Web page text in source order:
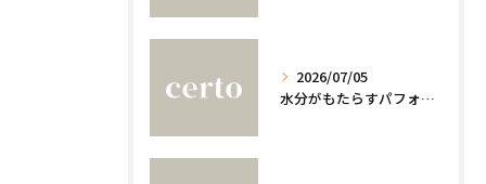
2026/07/05
水分がもたらすパフォーマンスへの影響